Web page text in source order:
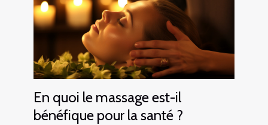
En quoi le massage est-il
bénéfique pour la santé ?